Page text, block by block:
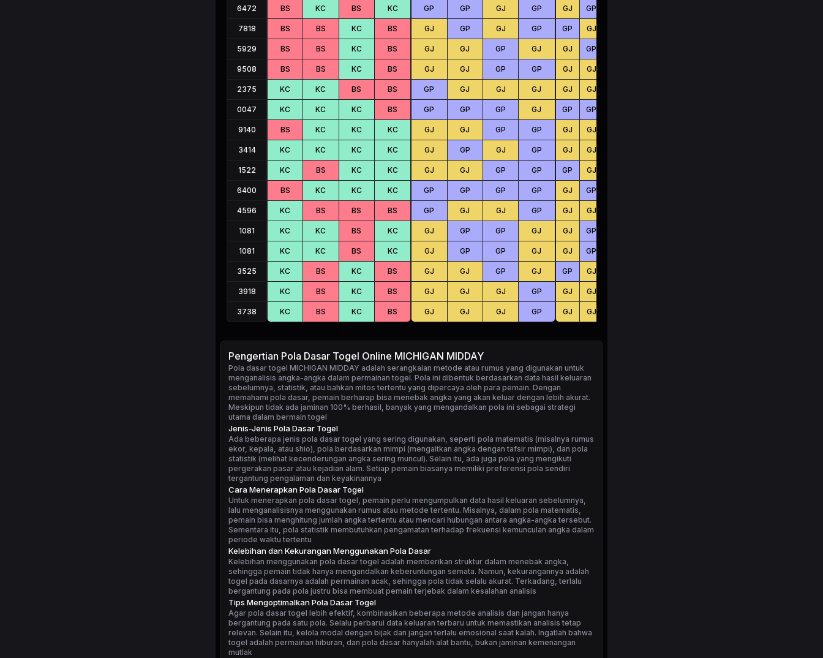
6472
7818
5929
9508
2375
0047
9140
3414
1522
6400
4596
1081
1081
3525
3918
3738
BS KC BS KC
BS BS KC BS
BS BS KC BS
BS BS KC BS
KC KC BS BS
KC KC KC BS
BS KC KC KC
KC KC KC KC
KC BS KC KC
BS KC KC KC
KC BS BS BS
KC KC BS KC
KC KC BS KC
KC BS KC BS
KC BS KC BS
KC BS KC BS
GP GP GJ GP
GJ GP GJ GP
GJ GJ GP GJ
GJ GJ GP GP
GP GJ GJ GJ
GP GP GP GJ
GJ GJ GP GP
GJ GP GJ GP
GJ GJ GP GP
GP GP GP GP
GP GJ GJ GP
GJ GP GP GJ
GJ GP GP GJ
GJ GJ GP GJ
GJ GJ GJ GP
GJ GJ GJ GP
GJ GP
GP GJ
GJ GP
GJ GJ
GJ GJ
GP GP
GJ GJ
GJ GJ
GP GJ
GJ GP
GJ GJ
GJ GP
GJ GP
GP GJ
GJ GJ
GJ GJ
Pengertian Pola Dasar Togel Online MICHIGAN MIDDAY
Pola dasar togel MICHIGAN MIDDAY adalah serangkaian metode atau rumus yang digunakan untuk
menganalisis angka-angka dalam permainan togel. Pola ini dibentuk berdasarkan data hasil keluaran
sebelumnya, statistik, atau bahkan mitos tertentu yang dipercaya oleh para pemain. Dengan
memahami pola dasar, pemain berharap bisa menebak angka yang akan keluar dengan lebih akurat.
Meskipun tidak ada jaminan 100% berhasil, banyak yang mengandalkan pola ini sebagai strategi
utama dalam bermain togel
Jenis-Jenis Pola Dasar Togel
Ada beberapa jenis pola dasar togel yang sering digunakan, seperti pola matematis (misalnya rumus
ekor, kepala, atau shio), pola berdasarkan mimpi (mengaitkan angka dengan tafsir mimpi), dan pola
statistik (melihat kecenderungan angka sering muncul). Selain itu, ada juga pola yang mengikuti
pergerakan pasar atau kejadian alam. Setiap pemain biasanya memiliki preferensi pola sendiri
tergantung pengalaman dan keyakinannya
Cara Menerapkan Pola Dasar Togel
Untuk menerapkan pola dasar togel, pemain perlu mengumpulkan data hasil keluaran sebelumnya,
lalu menganalisisnya menggunakan rumus atau metode tertentu. Misalnya, dalam pola matematis,
pemain bisa menghitung jumlah angka tertentu atau mencari hubungan antara angka-angka tersebut.
Sementara itu, pola statistik membutuhkan pengamatan terhadap frekuensi kemunculan angka dalam
periode waktu tertentu
Kelebihan dan Kekurangan Menggunakan Pola Dasar
Kelebihan menggunakan pola dasar togel adalah memberikan struktur dalam menebak angka,
sehingga pemain tidak hanya mengandalkan keberuntungan semata. Namun, kekurangannya adalah
togel pada dasarnya adalah permainan acak, sehingga pola tidak selalu akurat. Terkadang, terlalu
bergantung pada pola justru bisa membuat pemain terjebak dalam kesalahan analisis
Tips Mengoptimalkan Pola Dasar Togel
Agar pola dasar togel lebih efektif, kombinasikan beberapa metode analisis dan jangan hanya
bergantung pada satu pola. Selalu perbarui data keluaran terbaru untuk memastikan analisis tetap
relevan. Selain itu, kelola modal dengan bijak dan jangan terlalu emosional saat kalah. Ingatlah bahwa
togel adalah permainan hiburan, dan pola dasar hanyalah alat bantu, bukan jaminan kemenangan
mutlak